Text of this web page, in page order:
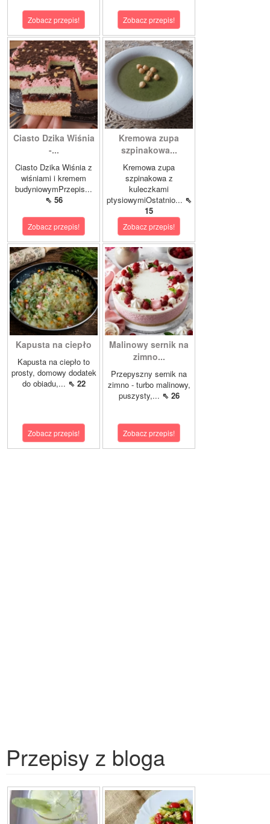
Zobacz przepis! Zobacz przepis!
Ciasto Dzika Wiśnia
-...
Ciasto Dzika Wiśnia z
wiśniami i kremem
budyniowymPrzepis...
⇖ 56
Zobacz przepis!
Kremowa zupa
szpinakowa...
Kremowa zupa
szpinakowa z
kuleczkami
ptysiowymiOstatnio... ⇖
15
Zobacz przepis!
Kapusta na ciepło
Kapusta na ciepło to
prosty, domowy dodatek
do obiadu,... ⇖ 22
Zobacz przepis!
Malinowy sernik na
zimno...
Przepyszny sernik na
zimno - turbo malinowy,
puszysty,... ⇖ 26
Zobacz przepis!
Przepisy z bloga